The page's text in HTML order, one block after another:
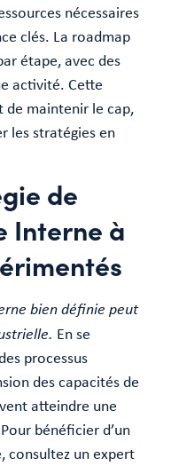
nécessaires
clés. La roadmap
étape, avec des
activité. Cette
maintenir le cap,
les stratégies en
de
Interne à
bien définie peut
En se
processus
des capacités de
atteindre une
bénéficier d’un
consultez un expert